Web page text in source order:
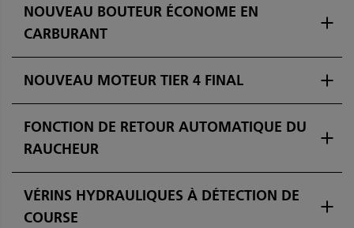
NOUVEAU BOUTEUR ÉCONOME EN
CARBURANT
NOUVEAU MOTEUR TIER 4 FINAL
FONCTION DE RETOUR AUTOMATIQUE DU
RAUCHEUR
VÉRINS HYDRAULIQUES À DÉTECTION DE
COURSE